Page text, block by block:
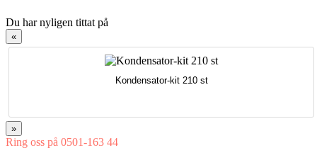
Du har nyligen tittat på
«
Kondensator-kit 210 st
»
Ring oss på 0501-163 44